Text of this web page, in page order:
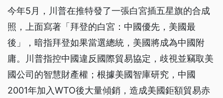
今年5月，川普在推特發了一張白宮插五星旗的合成
照，上面寫著「拜登的白宮：中國優先，美國最
後」，暗指拜登如果當選總統，美國將成為中國附
庸。川普指控中國違反國際貿易協定，歧視並竊取美
國公司的智慧財產權；根據美國智庫研究，中國
2001年加入WTO後大量傾銷，造成美國鉅額貿易赤